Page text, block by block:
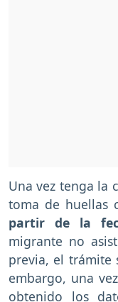
Una vez tenga la
toma de huellas
partir de la
migrante no
previa, el trámite
embargo, una
obtenido los